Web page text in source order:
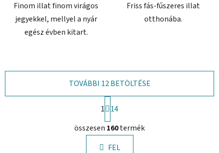
Finom illat finom virágos
jegyekkel, mellyel a nyár
egész évben kitart.
Friss fás-fűszeres illat
otthonába.
L
i
s
TOVÁBBI 12 BETÖLTÉSE
L
a
p
o
z
á
1
14
összesen 160termék
FEL